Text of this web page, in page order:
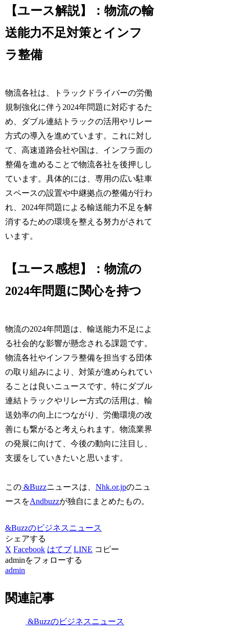
【ユース解説】：物流の輸
送能力不足対策とインフ
ラ整備
物流各社は、トラックドライバーの労働
規制強化に伴う2024年問題に対応するた
め、ダブル連結トラックの活用やリレー
方式の導入を進めています。これに対し
て、高速道路会社や国は、インフラ面の
整備を進めることで物流各社を後押しし
ています。具体的には、専用の広い駐車
スペースの設置や中継拠点の整備が行わ
れ、2024年問題による輸送能力不足を解
消するための環境を整える努力がされて
います。
【ユース感想】：物流の
2024年問題に関心を持つ
物流の2024年問題は、輸送能力不足によ
る社会的な影響が懸念される課題です。
物流各社やインフラ整備を担当する団体
の取り組みにより、対策が進められてい
ることは良いニュースです。特にダブル
連結トラックやリレー方式の活用は、輸
送効率の向上につながり、労働環境の改
善にも繋がると考えられます。物流業界
の発展に向けて、今後の動向に注目し、
支援をしていきたいと思います。
この &Buzzニュースは、Nhk.or.jpのニュ
ースをAndbuzzが独自にまとめたもの。
&Buzzのビジネスニュース
シェアする
X Facebook はてブ LINE コピー
adminをフォローする
admin
関連記事
&Buzzのビジネスニュース